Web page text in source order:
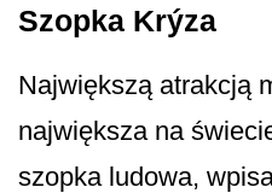
Szopka Krýza
Największą atrakcją
największa na
szopka ludowa,